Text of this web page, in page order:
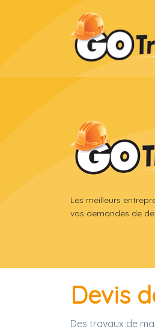
Les meilleurs
vos demandes de
Devis
Des travaux de